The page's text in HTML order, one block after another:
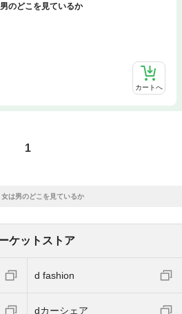
のどこを見ているか
カートへ
1
女は男のどこを見ているか
ケットストア
d fashion
dカーシェア